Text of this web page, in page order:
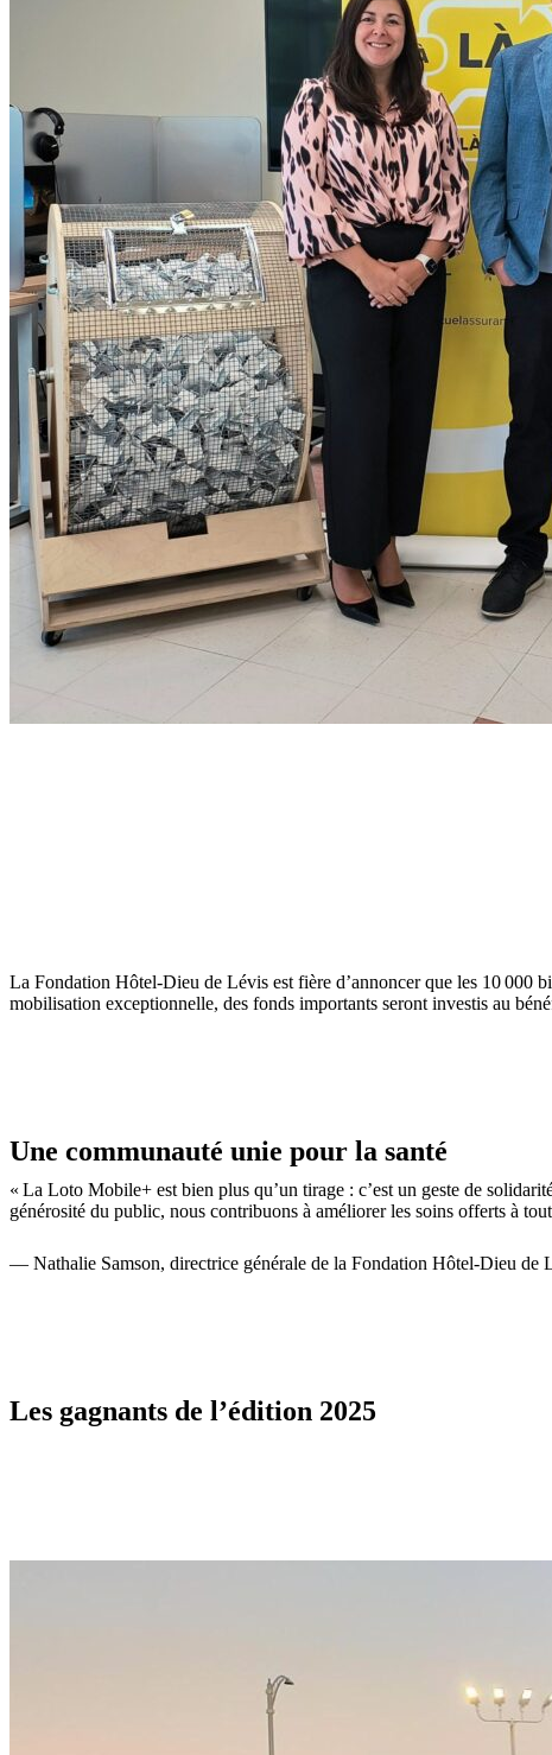
La Fondation Hôtel-Dieu de Lévis est fière d’annoncer que les 10 000
mobilisation exceptionnelle, des fonds importants seront investis au
Une communauté unie pour la santé
« La Loto Mobile+ est bien plus qu’un tirage : c’est un geste de
générosité du public, nous contribuons à améliorer les soins offerts à
— Nathalie Samson, directrice générale de la Fondation Hôtel-Dieu de
Les gagnants de l’édition 2025